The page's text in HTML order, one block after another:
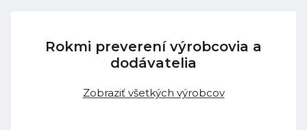
Rokmi preverení výrobcovia a
dodávatelia
Zobraziť všetkých výrobcov